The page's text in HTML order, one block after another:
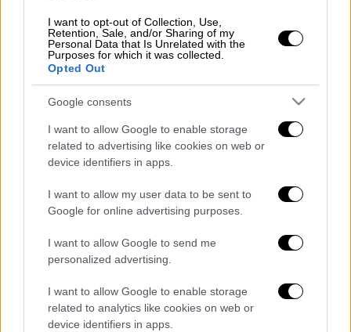
I want to opt-out of Collection, Use,
Retention, Sale, and/or Sharing of my
Personal Data that Is Unrelated with the
Purposes for which it was collected.
Opted Out
Google consents
I want to allow Google to enable storage
related to advertising like cookies on web or
device identifiers in apps.
I want to allow my user data to be sent to
Google for online advertising purposes.
I want to allow Google to send me
personalized advertising.
I want to allow Google to enable storage
related to analytics like cookies on web or
device identifiers in apps.
που συνέβη για πρώτη φορά στην ιστορία,
καθώς οι επενδυτές εμφανίζονταν έτοιμοι
ακόμη και να πληρώσουν για να
ξεφορτωθούν τα συμβόλαιά τους.
Στο Λονδίνο, το Μπρεντ της Βόρειας
Θάλασσας παράδοσης Ιουνίου έκλεισε στα
19,99 δολάρια το βαρέλι, με πτώση 7%.
Ο Μπγιόρναρ Τονχάουγκεν, αναλυτής της
Rystad Energy, σύμφωνα με το ΑΠΕ-ΜΠΕ,
εξήγησε ότι η αγορά ανησυχεί γιατί τα
αποθέματα πετρελαίου αυξάνονται και η
από τις πετρελαιοπαραγωγές χώρες «δεν
ανταποκρίνεται στις πραγματικές ανάγκες